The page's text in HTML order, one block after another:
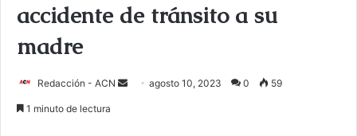
accidente de tránsito a su
madre
Redacción - ACN agosto 10, 2023 0 59
1 minuto de lectura